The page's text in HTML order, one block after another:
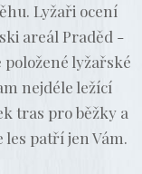
Lyžaři ocení
areál Praděd -
lyžařské
nejdéle ležící
tras pro běžky a
patří jen Vám.